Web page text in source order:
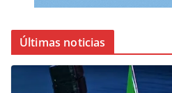
Últimas noticias